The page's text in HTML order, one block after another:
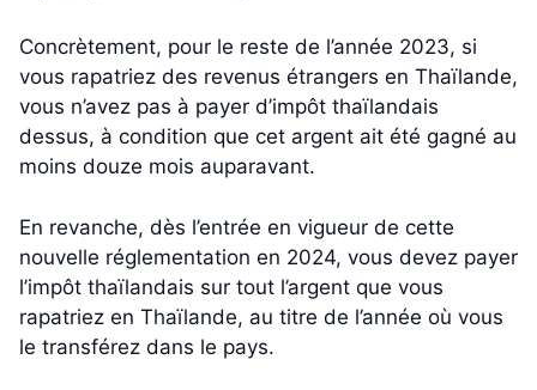
Concrètement, pour le reste de l’année 2023, si
vous rapatriez des revenus étrangers en Thaïlande,
vous n’avez pas à payer d’impôt thaïlandais
dessus, à condition que cet argent ait été gagné au
moins douze mois auparavant.
En revanche, dès l’entrée en vigueur de cette
nouvelle réglementation en 2024, vous devez payer
l’impôt thaïlandais sur tout l’argent que vous
rapatriez en Thaïlande, au titre de l’année où vous
le transférez dans le pays.